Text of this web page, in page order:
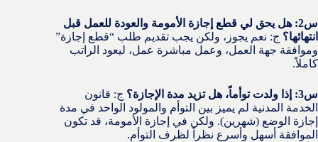
س2: هل يحق لي قطع إجازة الأمومة والعودة للعمل قبل
انتهائها؟ ج: نعم يجوز، ولكن يجب تقديم طلب “قطع إجازة”
وموافقة جهة العمل، وعمل مباشرة عمل، ليعود الراتب
كاملاً.
س3: إذا ولدت توأماً، هل تزيد مدة الإجازة؟
ج: قانون
الخدمة المدنية لم يميز بين التوأم والمولود الواحد في مدة
إجازة الوضع (شهرين). ولكن في إجازة الأمومة، قد تكون
الموافقة أسهل وأسرع نظراً لظرف التوأم.